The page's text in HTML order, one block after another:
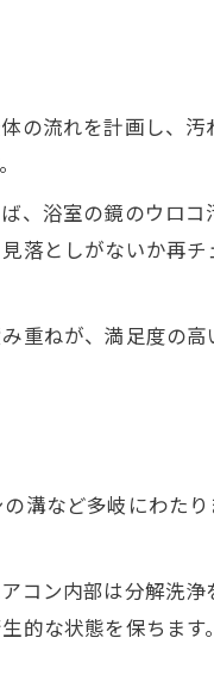
の流れを計画し、
、浴室の鏡のウロ
落としがないか再
重ねが、満足度の
溝など多岐にわた
コン内部は分解洗浄
的な状態を保ちま